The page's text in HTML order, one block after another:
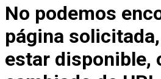
No podemos
página
estar disponible,